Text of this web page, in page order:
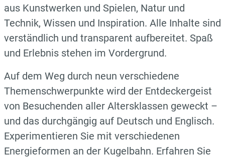
aus Kunstwerken und Spielen, Natur und
Technik, Wissen und Inspiration. Alle Inhalte sind
verständlich und transparent aufbereitet. Spaß
und Erlebnis stehen im Vordergrund.
Auf dem Weg durch neun verschiedene
Themenschwerpunkte wird der Entdeckergeist
von Besuchenden aller Altersklassen geweckt –
und das durchgängig auf Deutsch und Englisch.
Experimentieren Sie mit verschiedenen
Energieformen an der Kugelbahn. Erfahren Sie